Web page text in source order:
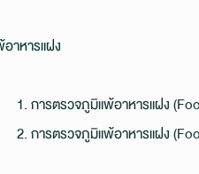
าหารแฝง
การตรวจภูมิแพ้อาหารแฝง
การตรวจภูมิแพ้อาหารแฝง